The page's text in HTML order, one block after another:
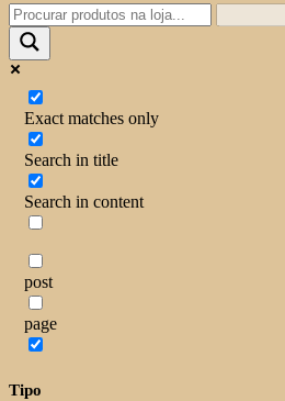
Exact matches only
Search in title
Search in content
post
page
Tipo